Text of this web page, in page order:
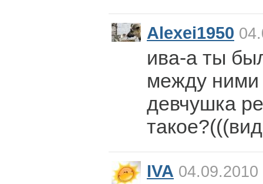
Alexei1950
ива-а ты
между ними
девчушка
IVA 04.09.2010